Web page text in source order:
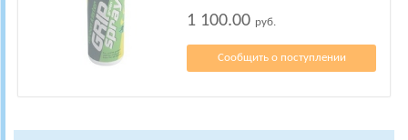
1 100.00 руб.
Сообщить о поступлении